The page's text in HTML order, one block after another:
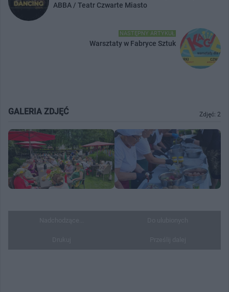
ABBA / Teatr Czwarte Miasto
NASTĘPNY ARTYKUŁ
Warsztaty w Fabryce Sztuk
Zdjęć: 2
GALERIA ZDJĘĆ